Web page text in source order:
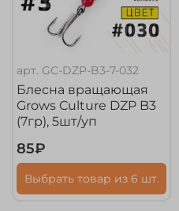
арт. GC-DZP-B3-7-032
Блесна вращающая
Grows Culture DZP B3
(7гр), 5шт/уп
85₽
Выбрать товар из 6 шт.